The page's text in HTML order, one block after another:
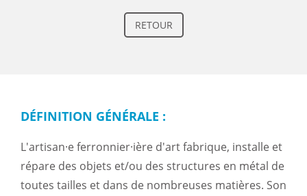
RETOUR
DÉFINITION GÉNÉRALE :
L'artisan·e ferronnier·ière d'art fabrique, installe et
répare des objets et/ou des structures en métal de
toutes tailles et dans de nombreuses matières. Son